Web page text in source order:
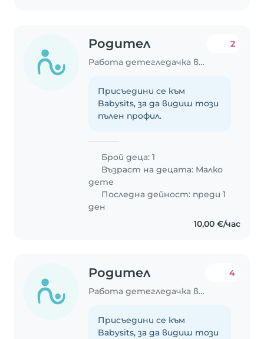
Родител
Работа детегледачка в София
2
Присъедини се към
Babysits, за да видиш този
пълен профил.
Брой деца: 1
Възраст на децата: Малко
дете
Последна дейност: преди 1
ден
10,00 €/час
Родител
Работа детегледачка в София
4
Присъедини се към
Babysits, за да видиш този